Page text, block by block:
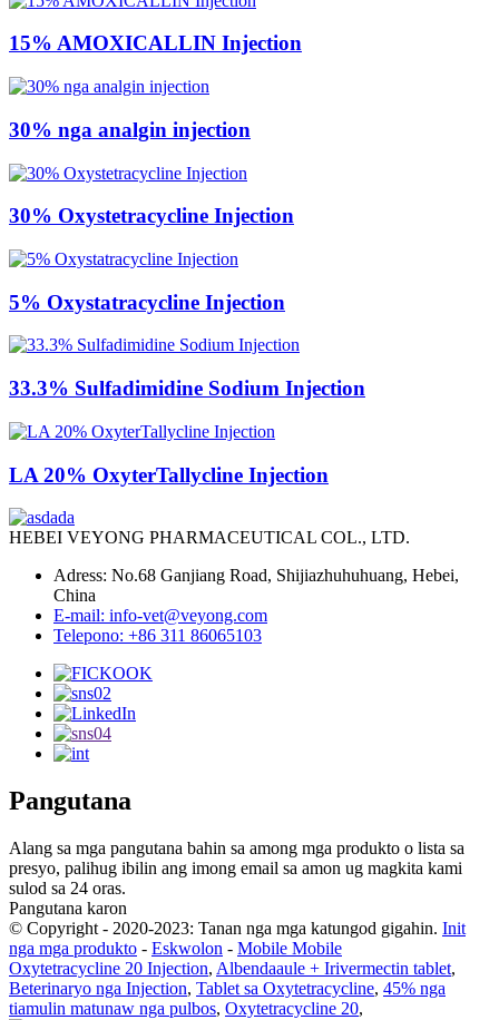
15% AMOXICALLIN Injection
30% nga analgin injection
30% Oxystetracycline Injection
5% Oxystatracycline Injection
33.3% Sulfadimidine Sodium Injection
LA 20% OxyterTallycline Injection
HEBEI VEYONG PHARMACEUTICAL COL., LTD.
Adress: No.68 Ganjiang Road, Shijiazhuhuhuang, Hebei,
China
E-mail: info-vet@veyong.com
Telepono: +86 311 86065103
Pangutana
Alang sa mga pangutana bahin sa among mga produkto o lista sa
presyo, palihug ibilin ang imong email sa amon ug magkita kami
sulod sa 24 oras.
Pangutana karon
© Copyright - 2020-2023: Tanan nga mga katungod gigahin. Init
nga mga produkto - Eskwolon - Mobile Mobile
Oxytetracycline 20 Injection, Albendaaule + Irivermectin tablet,
Beterinaryo nga Injection, Tablet sa Oxytetracycline, 45% nga
tiamulin matunaw nga pulbos, Oxytetracycline 20,